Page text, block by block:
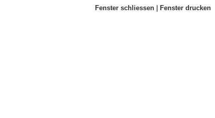
Fenster schliessen Fenster drucken